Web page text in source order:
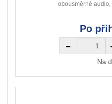
obousměrné audio,
Po
Na